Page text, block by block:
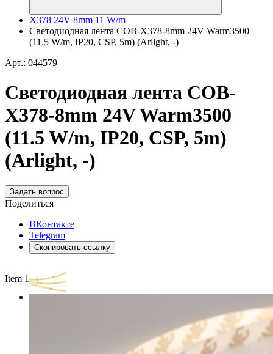
X378 24V 8mm 11 W/m
Светодиодная лента COB-X378-8mm 24V Warm3500
(11.5 W/m, IP20, CSP, 5m) (Arlight, -)
Арт.: 044579
Светодиодная лента COB-
X378-8mm 24V Warm3500
(11.5 W/m, IP20, CSP, 5m)
(Arlight, -)
Задать вопрос
Поделиться
ВКонтакте
Telegram
Скопировать ссылку
Item 1 of 3